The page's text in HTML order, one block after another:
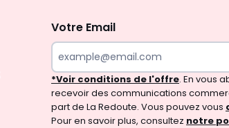
Votre Email
*Voir conditions de l'offre. En vous
recevoir des communications
part de La Redoute. Vous pouvez vous
Pour en savoir plus, consultez notre